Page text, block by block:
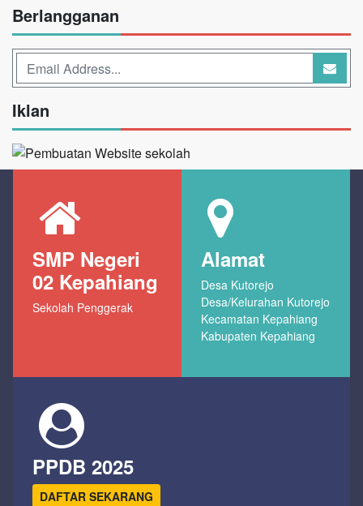
Berlangganan
Iklan
SMP Negeri
02 Kepahiang
Sekolah Penggerak
Alamat
Desa Kutorejo
Desa/Kelurahan Kutorejo
Kecamatan Kepahiang
Kabupaten Kepahiang
PPDB 2025
DAFTAR SEKARANG